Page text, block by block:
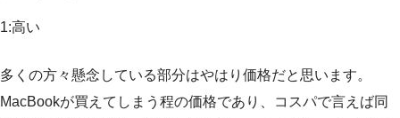
1:高い
多くの方々懸念している部分はやはり価格だと思います。
MacBookが買えてしまう程の価格であり、コスパで言えば同